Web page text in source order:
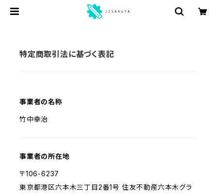
特定商取引法に基づく表記
事業者の名称
竹中幸治
事業者の所在地
〒106-6237
東京都港区六本木三丁目2番1号 住友不動産六本木グラ